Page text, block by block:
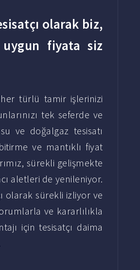
olarak biz,
fiyata siz
her türlü tamir işlerinizi
tek seferde ve
ve doğalgaz tesisatı
ve mantıklı fiyat
sürekli gelişmekte
aletleri de yenileniyor.
olarak sürekli izliyor ve
ve kararlılıkla
için tesisatçı daima